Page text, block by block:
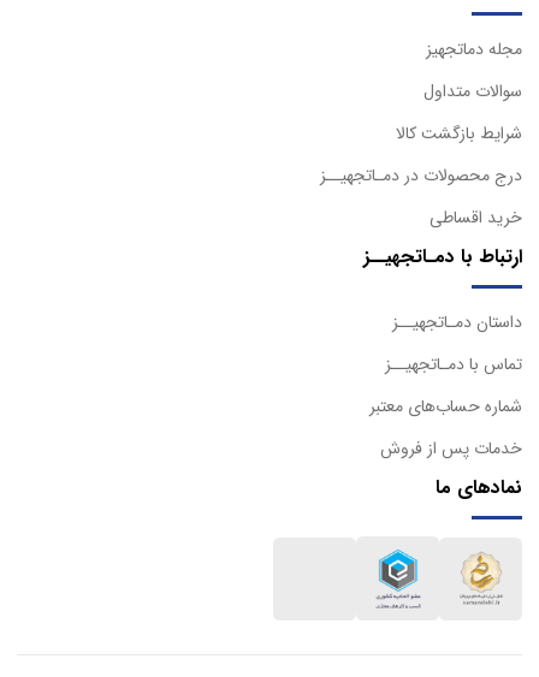
مجله دماتجهیز
سوالات متداول
شرایط بازگشت کالا
درج محصولات در دمـاتجهیــز
خرید اقساطی
ارتباط با دمـاتجهیــز
داستان دمـاتجهیــز
تماس با دمـاتجهیــز
شماره حساب‌های معتبر
خدمات پس از فروش
نمادهای ما